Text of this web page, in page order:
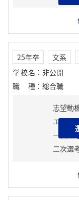
25年卒 文系
学校名 ： 非公開
職種 ： 総合職
志望動
エント
一次選
二次選